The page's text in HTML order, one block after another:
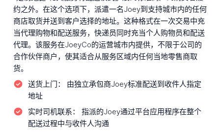
约之外。在这个选项下，派遣一名Joey到支持城市内的任何
商店取货并送到客户选择的地址。这种格式在一次交易中充
当代理购物和配送服务，快递员同时充当个人购物员和配送
代理。该服务在JoeyCo的运营城市内提供，不限于公司的
合作伙伴商户，使其适合从服务区域内任何当地零售商取
货。
送货上门：
由独立承包商Joey标准配送到收件人指定
地址
实时司机联系：
指派的Joey通过平台应用程序在整个
配送过程中与收件人沟通